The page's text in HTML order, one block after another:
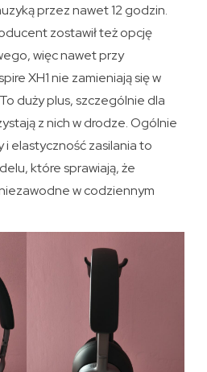
przez nawet 12 godzin.
zostawił też opcję
więc nawet przy
XH1 nie zamieniają się w
duży plus, szczególnie dla
z nich w drodze. Ogólnie
i elastyczność zasilania to
które sprawiają, że
w codziennym